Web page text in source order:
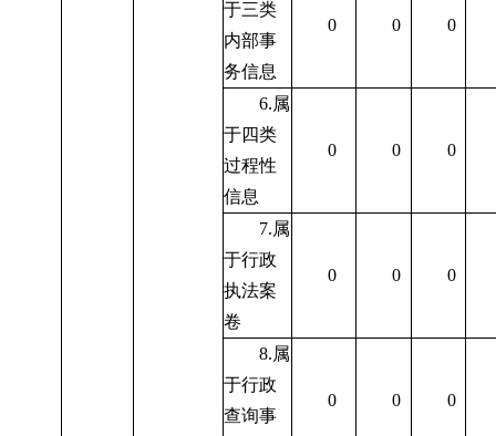
于三类
内部事
务信息
0 0 0
6.属
于四类
过程性
信息
0 0 0
7.属
于行政
执法案
卷
0 0 0
8.属
于行政
查询事
0 0 0